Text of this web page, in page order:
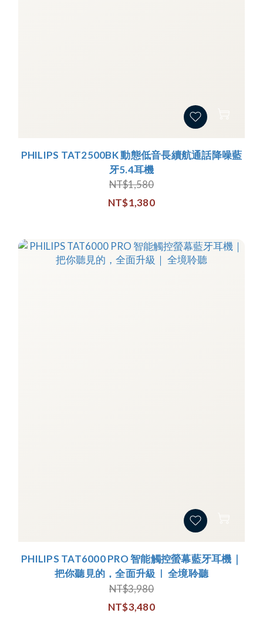
PHILIPS TAT2500BK 動態低音長續航通話降噪藍
牙5.4耳機
NT$1,580
NT$1,380
PHILIPS TAT6000 PRO 智能觸控螢幕藍牙耳機｜
把你聽見的，全面升級｜ 全境聆聽
NT$3,980
NT$3,480